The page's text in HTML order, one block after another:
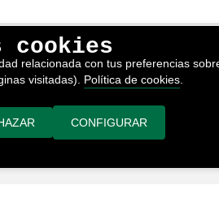
cookies
relacionada con tus preferencias
visitadas). Política de cookies.
CONFIGURAR